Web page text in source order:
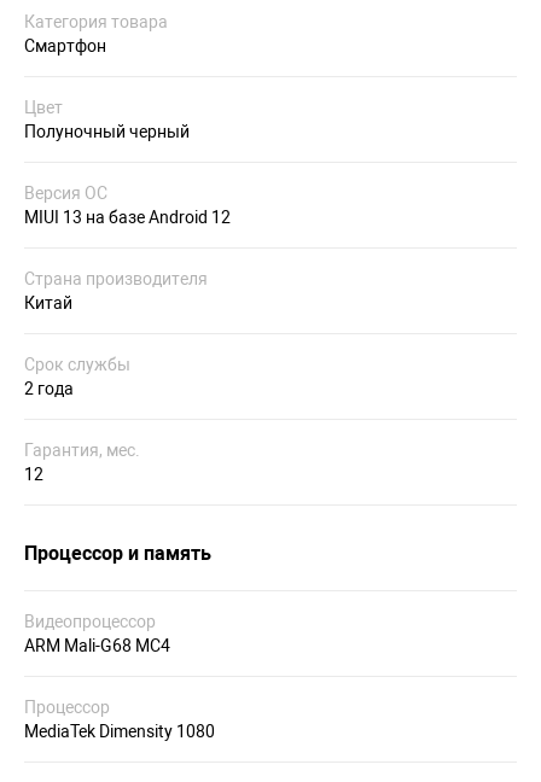
Категория товара
Смартфон
Цвет
Полуночный черный
Версия ОС
MIUI 13 на базе Android 12
Страна производителя
Китай
Срок службы
2 года
Гарантия, мес.
12
Процессор и память
Видеопроцессор
ARM Mali-G68 MC4
Процессор
MediaTek Dimensity 1080